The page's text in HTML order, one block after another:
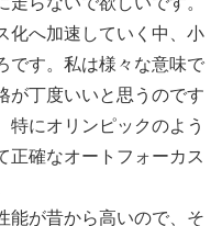
化へ加速していく中、小
です。私は様々な意味で
が丁度いいと思うのです
特にオリンピックのよう
正確なオートフォーカス
能が昔から高いので、そ